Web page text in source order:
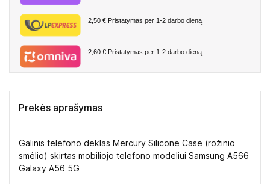
2,50 € Pristatymas per 1-2 darbo dieną
2,60 € Pristatymas per 1-2 darbo dieną
Prekės aprašymas
Galinis telefono dėklas Mercury Silicone Case (rožinio
smėlio) skirtas mobiliojo telefono modeliui Samsung A566
Galaxy A56 5G